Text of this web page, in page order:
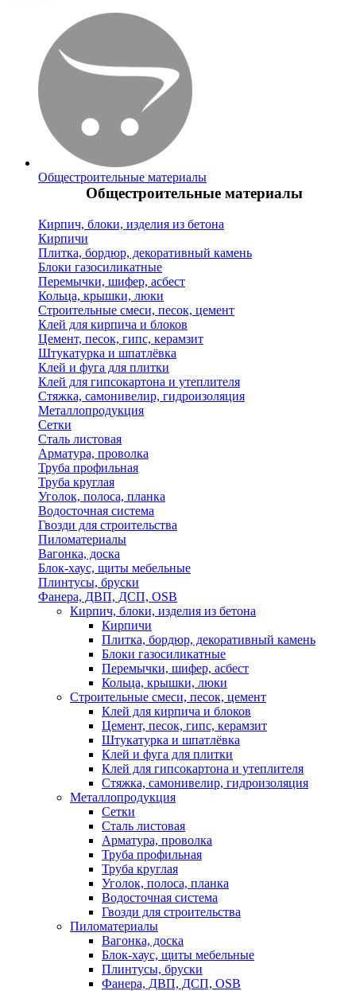
Общестроительные материалы
Общестроительные материалы
Кирпич, блоки, изделия из бетона
Кирпичи
Плитка, бордюр, декоративный камень
Блоки газосиликатные
Перемычки, шифер, асбест
Кольца, крышки, люки
Строительные смеси, песок, цемент
Клей для кирпича и блоков
Цемент, песок, гипс, керамзит
Штукатурка и шпатлёвка
Клей и фуга для плитки
Клей для гипсокартона и утеплителя
Стяжка, самонивелир, гидроизоляция
Металлопродукция
Сетки
Сталь листовая
Арматура, проволка
Труба профильная
Труба круглая
Уголок, полоса, планка
Водосточная система
Гвозди для строительства
Пиломатериалы
Вагонка, доска
Блок-хаус, щиты мебельные
Плинтусы, бруски
Фанера, ДВП, ДСП, OSB
Кирпич, блоки, изделия из бетона
Кирпичи
Плитка, бордюр, декоративный камень
Блоки газосиликатные
Перемычки, шифер, асбест
Кольца, крышки, люки
Строительные смеси, песок, цемент
Клей для кирпича и блоков
Цемент, песок, гипс, керамзит
Штукатурка и шпатлёвка
Клей и фуга для плитки
Клей для гипсокартона и утеплителя
Стяжка, самонивелир, гидроизоляция
Металлопродукция
Сетки
Сталь листовая
Арматура, проволка
Труба профильная
Труба круглая
Уголок, полоса, планка
Водосточная система
Гвозди для строительства
Пиломатериалы
Вагонка, доска
Блок-хаус, щиты мебельные
Плинтусы, бруски
Фанера, ДВП, ДСП, OSB